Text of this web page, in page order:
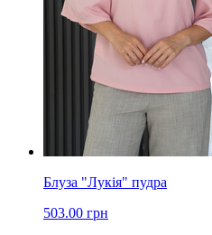
Блуза "Лукія" пудра
503.00 грн